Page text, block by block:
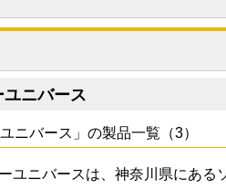
ニバース
ニバース」の製品一覧（3）
ユニバースは、神奈川県にある